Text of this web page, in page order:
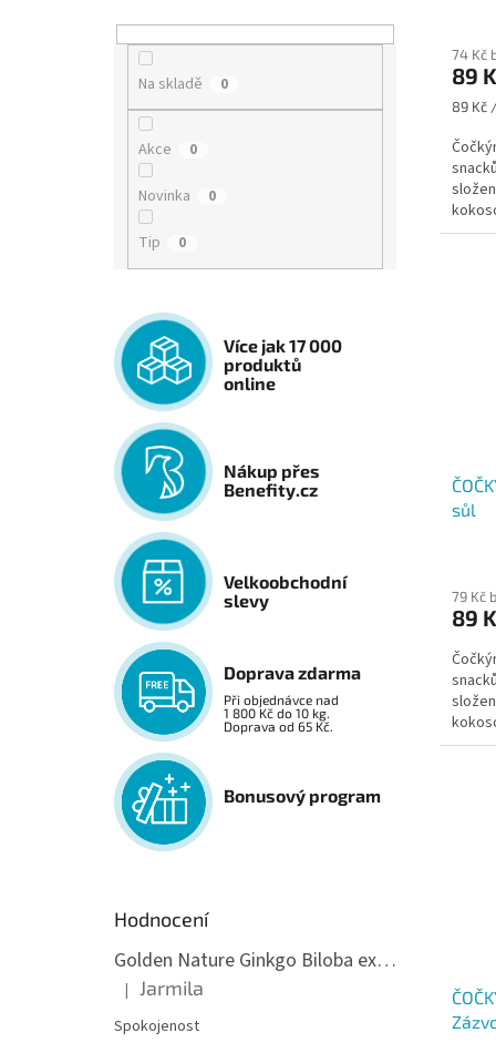
Na skladě 0
Akce 0
Novinka 0
Tip 0
Více jak 17 000
produktů
online
Nákup přes
Benefity.cz
Velkoobchodní
slevy
Doprava zdarma
Při objednávce nad
1 800 Kč do 10 kg.
Doprava od 65 Kč.
Bonusový program
Hodnocení
Golden Nature Ginkgo Biloba extrakt 50:1 60mg, 100 kapslí
Hodnocení produktu je 5 z 5 hvězdiček.
| Jarmila
Spokojenost
74 Kč
89
Měrná
89 Kč
sůl
79 Kč
89